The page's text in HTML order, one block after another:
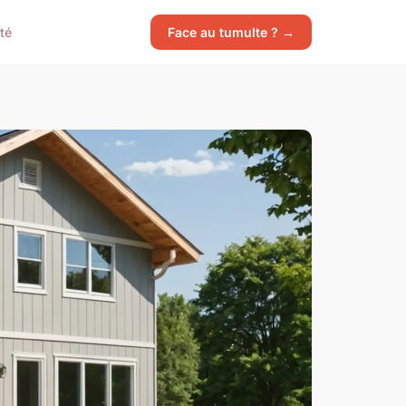
Face au tumulte ? →